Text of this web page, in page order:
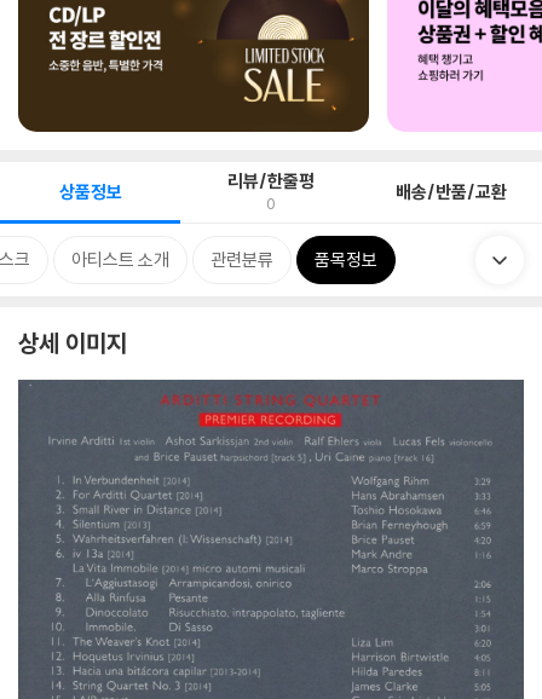
상품정보 리뷰/한줄평
0 배송/반품/교환
크 아티스트 소개 관련분류 품목정보
상세 이미지